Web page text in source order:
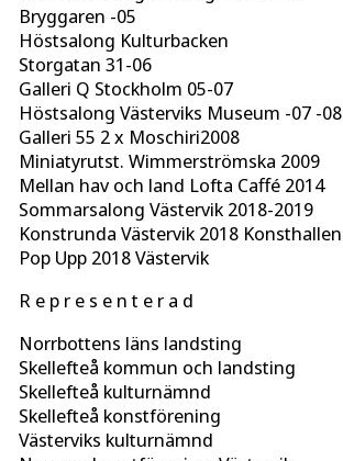
Bryggaren -05
Höstsalong Kulturbacken
Storgatan 31-06
Galleri Q Stockholm 05-07
Höstsalong Västerviks Museum -07 -08
Galleri 55 2 x Moschiri2008
Miniatyrutst. Wimmerströmska 2009
Mellan hav och land Lofta Caffé 2014
Sommarsalong Västervik 2018-2019
Konstrunda Västervik 2018 Konsthallen
Pop Upp 2018 Västervik
R e p r e s e n t e r a d
Norrbottens läns landsting
Skellefteå kommun och landsting
Skellefteå kulturnämnd
Skellefteå konstförening
Västerviks kulturnämnd